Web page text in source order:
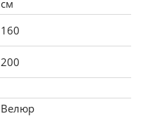
см
160
200
Велюр